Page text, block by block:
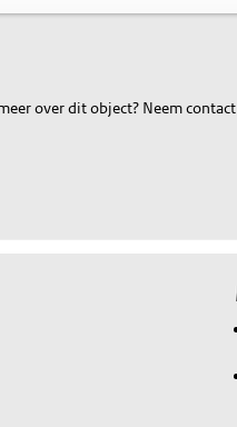
over dit object? Neem